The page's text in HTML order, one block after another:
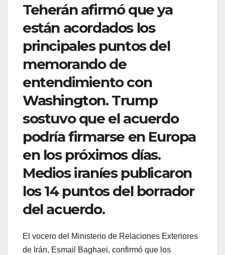
Teherán afirmó que ya
están acordados los
principales puntos del
memorando de
entendimiento con
Washington. Trump
sostuvo que el acuerdo
podría firmarse en Europa
en los próximos días.
Medios iraníes publicaron
los 14 puntos del borrador
del acuerdo.
El vocero del Ministerio de Relaciones Exteriores
de Irán, Esmail Baghaei, confirmó que los